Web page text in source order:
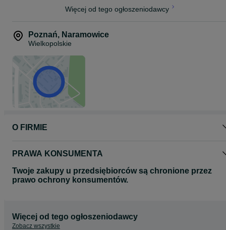
design z funkcjonalnością, a technologię z codziennym komfortem.
Więcej od tego ogłoszeniodawcy
Poznań, Naramowice
Wielkopolskie
O FIRMIE
PRAWA KONSUMENTA
Twoje zakupy u przedsiębiorców są chronione przez
prawo ochrony konsumentów.
Więcej od tego ogłoszeniodawcy
Zobacz wszystkie